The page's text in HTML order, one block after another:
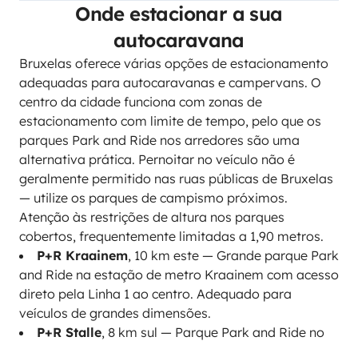
Onde estacionar a sua
autocaravana
Bruxelas oferece várias opções de estacionamento
adequadas para autocaravanas e campervans. O
centro da cidade funciona com zonas de
estacionamento com limite de tempo, pelo que os
parques Park and Ride nos arredores são uma
alternativa prática. Pernoitar no veículo não é
geralmente permitido nas ruas públicas de Bruxelas
— utilize os parques de campismo próximos.
Atenção às restrições de altura nos parques
cobertos, frequentemente limitadas a 1,90 metros.
P+R Kraainem, 10 km este — Grande parque Park
and Ride na estação de metro Kraainem com acesso
direto pela Linha 1 ao centro. Adequado para
veículos de grandes dimensões.
P+R Stalle, 8 km sul — Parque Park and Ride no